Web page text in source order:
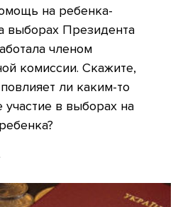
на ребенка-
выборах Президента
членом
комиссии. Скажите,
ли каким-то
в выборах на